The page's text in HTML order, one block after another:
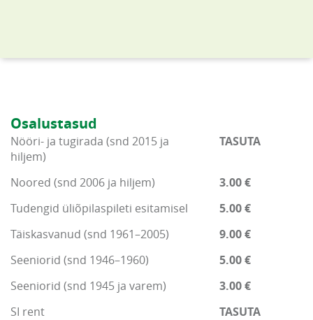
Osalustasud
Nööri- ja tugirada (snd 2015 ja
hiljem)
TASUTA
Noored (snd 2006 ja hiljem)
3.00 €
Tudengid üliõpilaspileti esitamisel
5.00 €
Täiskasvanud (snd 1961–2005)
9.00 €
Seeniorid (snd 1946–1960)
5.00 €
Seeniorid (snd 1945 ja varem)
3.00 €
SI rent
TASUTA